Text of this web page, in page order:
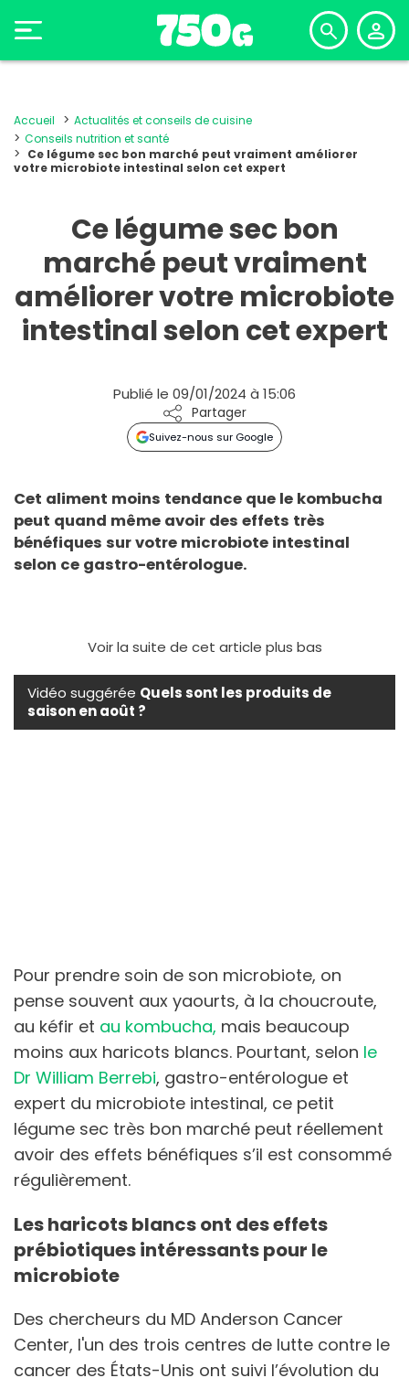
Accueil
Actualités et conseils de cuisine
Conseils nutrition et santé
Ce légume sec bon marché peut vraiment améliorer
votre microbiote intestinal selon cet expert
Ce légume sec bon
marché peut vraiment
améliorer votre microbiote
intestinal selon cet expert
Publié le 09/01/2024 à 15:06
Partager
Suivez-nous sur Google
Cet aliment moins tendance que le kombucha
peut quand même avoir des effets très
bénéfiques sur votre microbiote intestinal
selon ce gastro-entérologue.
Voir la suite de cet article plus bas
Vidéo suggérée Quels sont les produits de
saison en août ?
Pour prendre soin de son microbiote, on
pense souvent aux yaourts, à la choucroute,
au kéfir et au kombucha, mais beaucoup
moins aux haricots blancs. Pourtant, selon le
Dr William Berrebi, gastro-entérologue et
expert du microbiote intestinal, ce petit
légume sec très bon marché peut réellement
avoir des effets bénéfiques s’il est consommé
régulièrement.
Les haricots blancs ont des effets
prébiotiques intéressants pour le
microbiote
Des chercheurs du MD Anderson Cancer
Center, l'un des trois centres de lutte contre le
cancer des États-Unis ont suivi l’évolution du